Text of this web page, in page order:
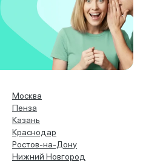
Москва
Пенза
Казань
Краснодар
Ростов-на-Дону
Нижний Новгород